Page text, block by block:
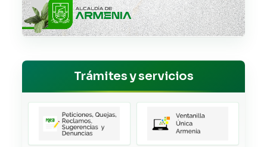
Trámites y servicios